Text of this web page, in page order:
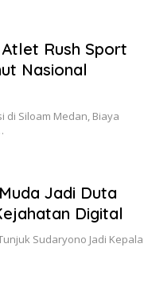
Rush Sport
Nasional
di Siloam Medan, Biaya
Jadi Duta
Digital
Sudaryono Jadi Kepala